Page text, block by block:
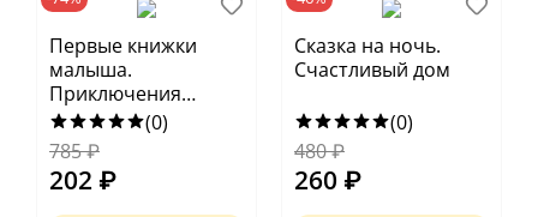
Невероятно яркая и красивая книга
Первые книжки
малыша.
Приключения
улитки Элли в мире
животных (мягкая
обложка)
(0)
785₽
202 ₽
Сказка на ночь.
Счастливый дом
(0)
480₽
260 ₽